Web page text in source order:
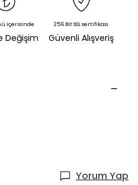
içerisinde
Değişim
256 Bit SSL sertifikası
Güvenli Alışveriş
Yorum Yap